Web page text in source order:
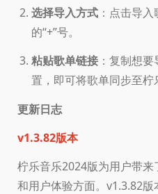
选择导入方式 ：点击导
的“+”号。
粘贴歌单链接 ：复制想
置，即可将歌单同步至柠
更新日志
v1.3.82版本
柠乐音乐2024版为用户带
和用户体验方面。v1.3.82